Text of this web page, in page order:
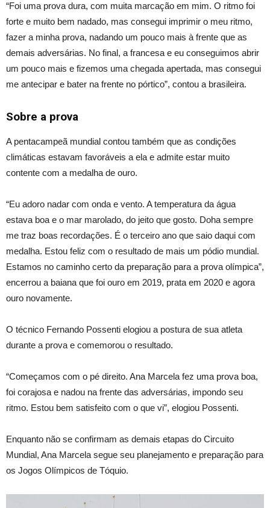
“Foi uma prova dura, com muita marcação em mim. O ritmo foi
forte e muito bem nadado, mas consegui imprimir o meu ritmo,
fazer a minha prova, nadando um pouco mais à frente que as
demais adversárias. No final, a francesa e eu conseguimos abrir
um pouco mais e fizemos uma chegada apertada, mas consegui
me antecipar e bater na frente no pórtico”, contou a brasileira.
Sobre a prova
A pentacampeã mundial contou também que as condições
climáticas estavam favoráveis a ela e admite estar muito
contente com a medalha de ouro.
“Eu adoro nadar com onda e vento. A temperatura da água
estava boa e o mar marolado, do jeito que gosto. Doha sempre
me traz boas recordações. É o terceiro ano que saio daqui com
medalha. Estou feliz com o resultado de mais um pódio mundial.
Estamos no caminho certo da preparação para a prova olímpica”,
encerrou a baiana que foi ouro em 2019, prata em 2020 e agora
ouro novamente.
O técnico Fernando Possenti elogiou a postura de sua atleta
durante a prova e comemorou o resultado.
“Começamos com o pé direito. Ana Marcela fez uma prova boa,
foi corajosa e nadou na frente das adversárias, impondo seu
ritmo. Estou bem satisfeito com o que vi”, elogiou Possenti.
Enquanto não se confirmam as demais etapas do Circuito
Mundial, Ana Marcela segue seu planejamento e preparação para
os Jogos Olímpicos de Tóquio.